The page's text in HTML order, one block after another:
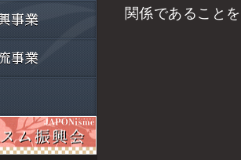
関係であること